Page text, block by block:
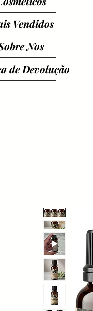
Vendidos
Nos
de Devolução